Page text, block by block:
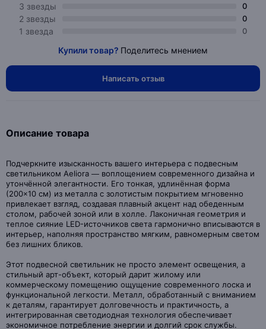
3 звезды 0
2 звезды 0
1 звезда 0
Купили товар? Поделитесь мнением
Написать отзыв
Описание товара
Подчеркните изысканность вашего интерьера с подвесным
светильником Aeliora — воплощением современного дизайна и
утончённой элегантности. Его тонкая, удлинённая форма
(200×10 см) из металла с золотистым покрытием мгновенно
привлекает взгляд, создавая плавный акцент над обеденным
столом, рабочей зоной или в холле. Лаконичная геометрия и
теплое сияние LED-источников света гармонично вписываются в
интерьер, наполняя пространство мягким, равномерным светом
без лишних бликов.
Этот подвесной светильник не просто элемент освещения, а
стильный арт-объект, который дарит жилому или
коммерческому помещению ощущение современного лоска и
функциональной легкости. Металл, обработанный с вниманием
к деталям, гарантирует долговечность и практичность, а
интегрированная светодиодная технология обеспечивает
экономичное потребление энергии и долгий срок службы.